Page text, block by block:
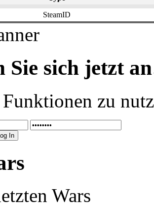
SteamID
Sie sich jetzt
zu
Wars